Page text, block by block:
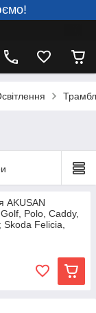
AKUSAN
Polo, Caddy,
Felicia,